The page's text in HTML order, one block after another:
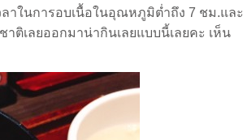
าในการอบเนื้อในอุณหภูมิต่ำถึง 7 ชม.และ
ติเลยออกมาน่ากินเลยแบบนี้เลยคะ เห็น